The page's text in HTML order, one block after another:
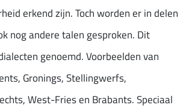
erkend zijn. Toch worden er in delen
nog andere talen gesproken. Dit
genoemd. Voorbeelden van
Gronings, Stellingwerfs,
West-Fries en Brabants. Speciaal